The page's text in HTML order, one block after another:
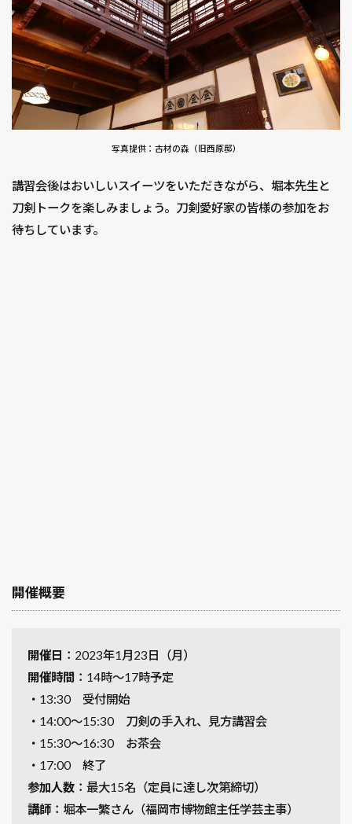
写真提供：古材の森（旧西原邸）
講習会後はおいしいスイーツをいただきながら、堀本先生と
刀剣トークを楽しみましょう。刀剣愛好家の皆様の参加をお
待ちしています。
開催概要
開催日 ：2023年1月23日（月）
開催時間 ：14時～17時予定
・13:30 受付開始
・14:00～15:30 刀剣の手入れ、見方講習会
・15:30～16:30 お茶会
・17:00 終了
参加人数 ：最大15名（定員に達し次第締切）
講師：堀本一繁さん（福岡市博物館主任学芸主事）